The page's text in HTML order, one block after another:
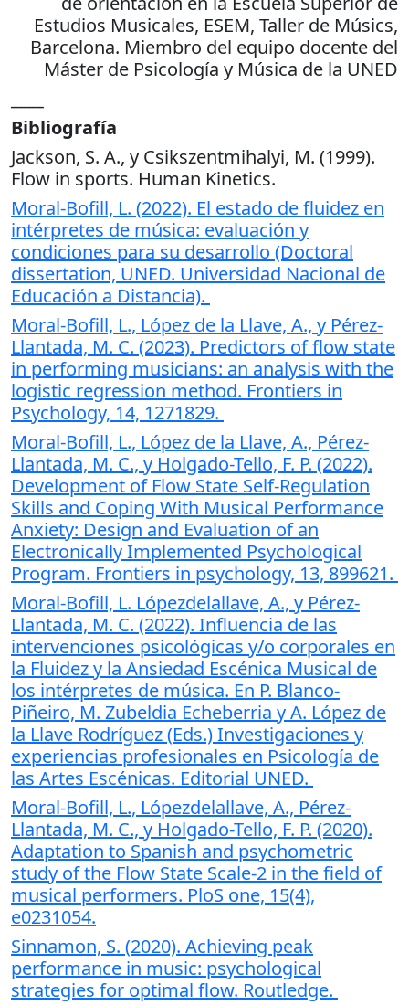
Estudios Musicales, ESEM, Taller de Músics,
Barcelona. Miembro del equipo docente del
Máster de Psicología y Música de la UNED
Bibliografía
Jackson, S. A., y Csikszentmihalyi, M. (1999).
Flow in sports. Human Kinetics.
Moral-Bofill, L. (2022). El estado de fluidez en
intérpretes de música: evaluación y
condiciones para su desarrollo (Doctoral
dissertation, UNED. Universidad Nacional de
Educación a Distancia).
Moral-Bofill, L., López de la Llave, A., y Pérez-
Llantada, M. C. (2023). Predictors of flow state
in performing musicians: an analysis with the
logistic regression method. Frontiers in
Psychology, 14, 1271829.
Moral-Bofill, L., López de la Llave, A., Pérez-
Llantada, M. C., y Holgado-Tello, F. P. (2022).
Development of Flow State Self-Regulation
Skills and Coping With Musical Performance
Anxiety: Design and Evaluation of an
Electronically Implemented Psychological
Program. Frontiers in psychology, 13, 899621.
Moral-Bofill, L. Lópezdelallave, A., y Pérez-
Llantada, M. C. (2022). Influencia de las
intervenciones psicológicas y/o corporales en
la Fluidez y la Ansiedad Escénica Musical de
los intérpretes de música. En P. Blanco-
Piñeiro, M. Zubeldia Echeberria y A. López de
la Llave Rodríguez (Eds.) Investigaciones y
experiencias profesionales en Psicología de
las Artes Escénicas. Editorial UNED.
Moral-Bofill, L., Lópezdelallave, A., Pérez-
Llantada, M. C., y Holgado-Tello, F. P. (2020).
Adaptation to Spanish and psychometric
study of the Flow State Scale-2 in the field of
musical performers. PloS one, 15(4),
e0231054.
Sinnamon, S. (2020). Achieving peak
performance in music: psychological
strategies for optimal flow. Routledge.